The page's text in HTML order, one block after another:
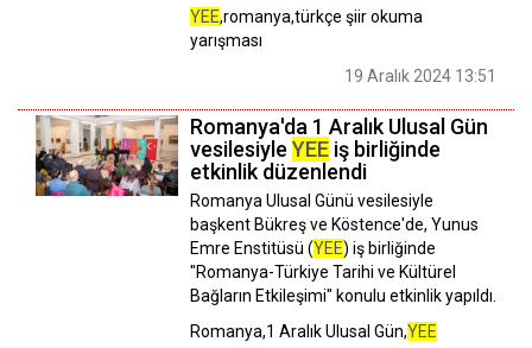
YEE,romanya,türkçe şiir okuma
yarışması
19 Aralık 2024 13:51
Romanya'da 1 Aralık Ulusal Gün
vesilesiyle YEE iş birliğinde
etkinlik düzenlendi
Romanya Ulusal Günü vesilesiyle
başkent Bükreş ve Köstence'de, Yunus
Emre Enstitüsü (YEE) iş birliğinde
"Romanya-Türkiye Tarihi ve Kültürel
Bağların Etkileşimi" konulu etkinlik yapıldı.
Romanya,1 Aralık Ulusal Gün,YEE